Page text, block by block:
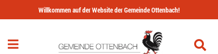
Navigation überspringen
Willkommen auf der Website der Gemeinde Ottenbach!